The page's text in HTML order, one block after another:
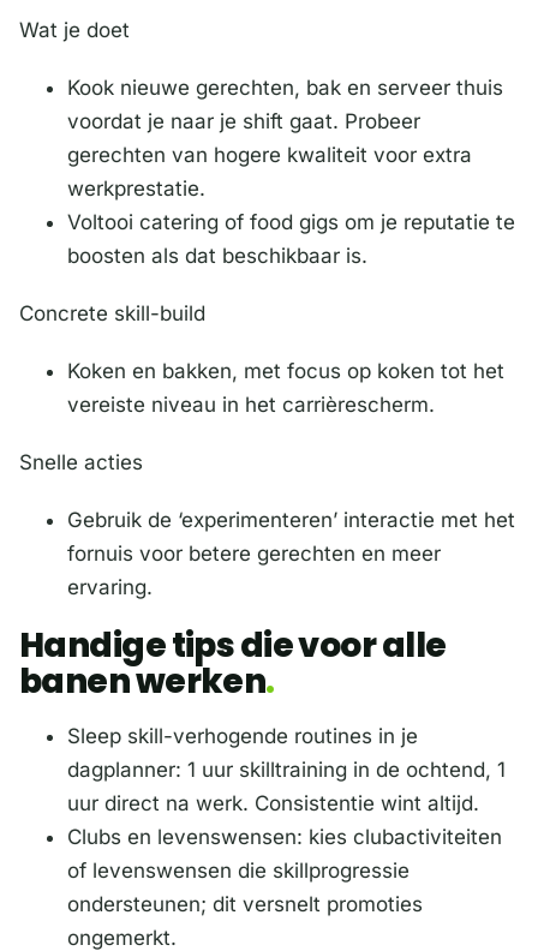
Wat je doet
Kook nieuwe gerechten, bak en serveer thuis
voordat je naar je shift gaat. Probeer
gerechten van hogere kwaliteit voor extra
werkprestatie.
Voltooi catering of food gigs om je reputatie te
boosten als dat beschikbaar is.
Concrete skill-build
Koken en bakken, met focus op koken tot het
vereiste niveau in het carrièrescherm.
Snelle acties
Gebruik de ‘experimenteren’ interactie met het
fornuis voor betere gerechten en meer
ervaring.
Handige tips die voor alle
banen werken
Sleep skill-verhogende routines in je
dagplanner: 1 uur skilltraining in de ochtend, 1
uur direct na werk. Consistentie wint altijd.
Clubs en levenswensen: kies clubactiviteiten
of levenswensen die skillprogressie
ondersteunen; dit versnelt promoties
ongemerkt.